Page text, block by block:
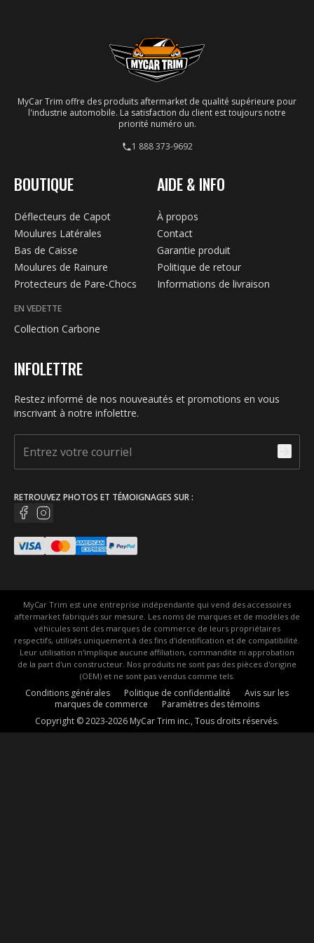
MyCar Trim offre des produits aftermarket de qualité supérieure pour
l'industrie automobile. La satisfaction du client est toujours notre
priorité numéro un.
1 888 373-9692
BOUTIQUE
Déflecteurs de Capot
Moulures Latérales
Bas de Caisse
Moulures de Rainure
Protecteurs de Pare-Chocs
EN VEDETTE
Collection Carbone
AIDE & INFO
À propos
Contact
Garantie produit
Politique de retour
Informations de livraison
INFOLETTRE
Restez informé de nos nouveautés et promotions en vous
inscrivant à notre infolettre.
RETROUVEZ PHOTOS ET TÉMOIGNAGES SUR :
MyCar Trim est une entreprise indépendante qui vend des accessoires
aftermarket fabriqués sur mesure. Les noms de marques et de modèles de
véhicules sont des marques de commerce de leurs propriétaires
respectifs, utilisés uniquement à des fins d'identification et de compatibilité.
Leur utilisation n'implique aucune affiliation, commandite ni approbation
de la part d'un constructeur. Nos produits ne sont pas des pièces d'origine
(OEM) et ne sont pas vendus comme tels.
Conditions générales Politique de confidentialité
Avis sur les
marques de commerce
Paramètres des témoins
Copyright © 2023-2026 MyCar Trim inc., Tous droits réservés.